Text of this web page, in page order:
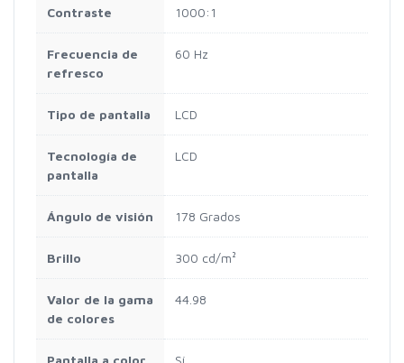
Contraste 1000:1
Frecuencia de
refresco
60 Hz
Tipo de pantalla LCD
Tecnología de
pantalla
LCD
Ángulo de visión 178 Grados
Brillo 300 cd/m²
Valor de la gama
de colores
44.98